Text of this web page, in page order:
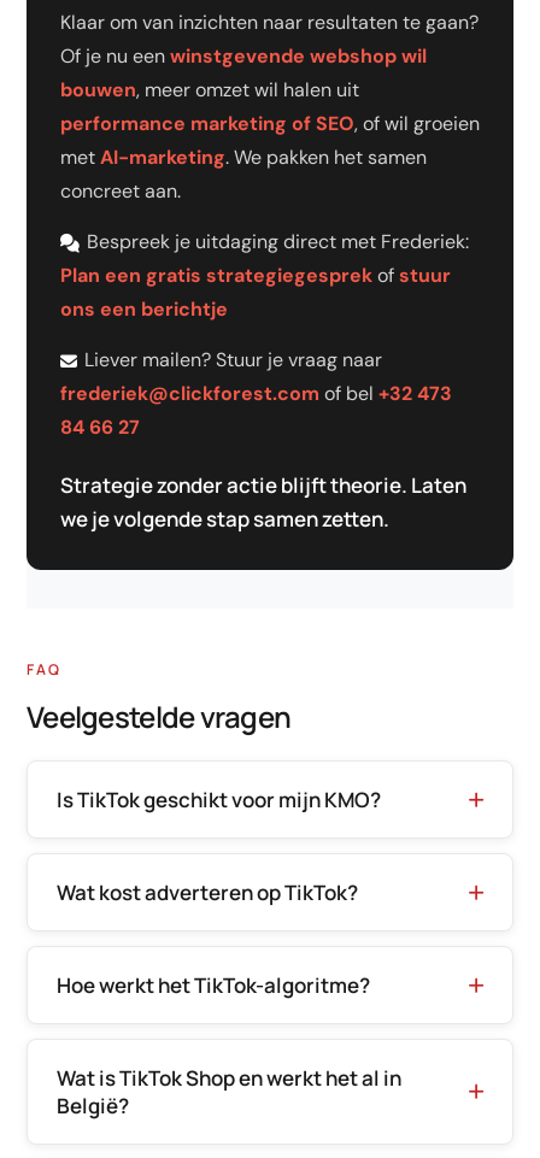
Klaar om van inzichten naar resultaten te gaan?
Of je nu eenwinstgevende webshop wil
bouwen, meer omzet wil halen uit
performance marketing of SEO, of wil groeien
metAI-marketing. We pakken het samen
concreet aan.
Bespreek je uitdaging direct met Frederiek:
Plan een gratis strategiegesprekofstuur
ons een berichtje
Liever mailen? Stuur je vraag naar
frederiek@clickforest.com of bel +32 473
84 66 27
Strategie zonder actie blijft theorie. Laten
we je volgende stap samen zetten.
FAQ
Veelgestelde vragen
Is TikTok geschikt voor mijn KMO?
Wat kost adverteren op TikTok?
Hoe werkt het TikTok-algoritme?
Wat is TikTok Shop en werkt het al in
België?